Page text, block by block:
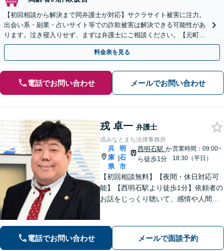
【初回相談から解決まで同弁護士が対応】サクラサイト被害に注力。
出会い系・副業・占いサイト等での詐欺被害は解決できる可能性があ
ります。泣き寝入りせず、まずは弁護士にご相談ください。【元町駅
1分・土日夜間の相談歓迎】
料金表を見る
電話でお問い合わせ メールでお問い合わせ
戎 卓一 弁護士
戎みなとまち法律事務所
兵
庫
県
|
明
石
市
西明石駅 か
ら徒歩1分
営業時間：09:00~
18:30（平日）
【初回相談無料】【夜間・休日対応可
能】【西明石駅より徒歩1分】依頼者の
お話をじっくり聴いて、感情や人間関
トワーク軽く迅速・誠実に対応しま
す。まずはお気軽にご相談ください。
電話でお問い合わせ メールで面談予約